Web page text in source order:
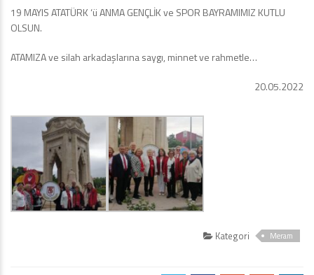
19 MAYIS ATATÜRK ‘ü ANMA GENÇLİK ve SPOR BAYRAMIMIZ KUTLU
OLSUN.
ATAMIZA ve silah arkadaşlarına saygı, minnet ve rahmetle…
20.05.2022
Kategori Meram